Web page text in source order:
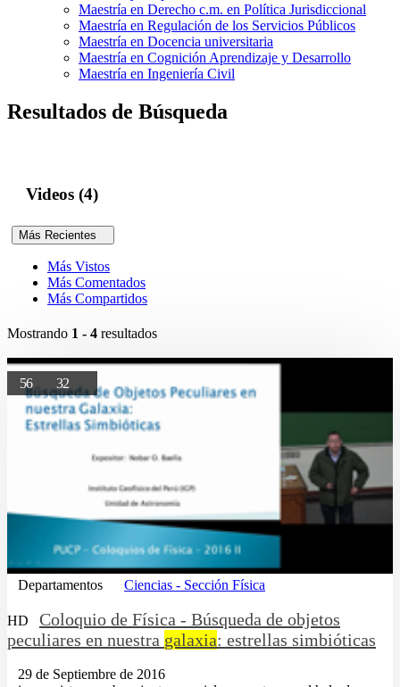
Maestría en Derecho c.m. en Política Jurisdiccional
Maestría en Regulación de los Servicios Públicos
Maestría en Docencia universitaria
Maestría en Cognición Aprendizaje y Desarrollo
Maestría en Ingeniería Civil
Resultados de Búsqueda
Videos (4)
Más Recientes
Más Vistos
Más Comentados
Más Compartidos
Mostrando 1 - 4 resultados
56 32
Departamentos Ciencias - Sección Física
HD
Coloquio de Física - Búsqueda de objetos
peculiares en nuestra galaxia: estrellas simbióticas
29 de Septiembre de 2016